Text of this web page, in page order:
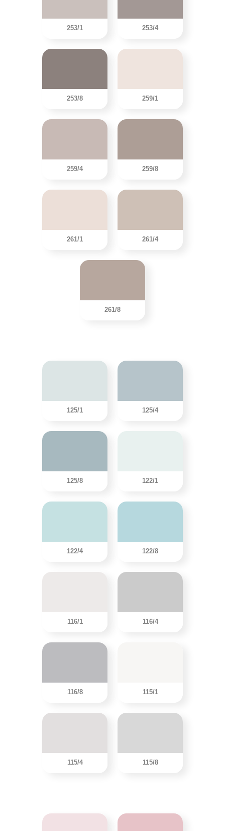
253/1 253/4
253/8 259/1
259/4 259/8
261/1 261/4
261/8
125/1 125/4
125/8 122/1
122/4 122/8
116/1 116/4
116/8 115/1
115/4 115/8